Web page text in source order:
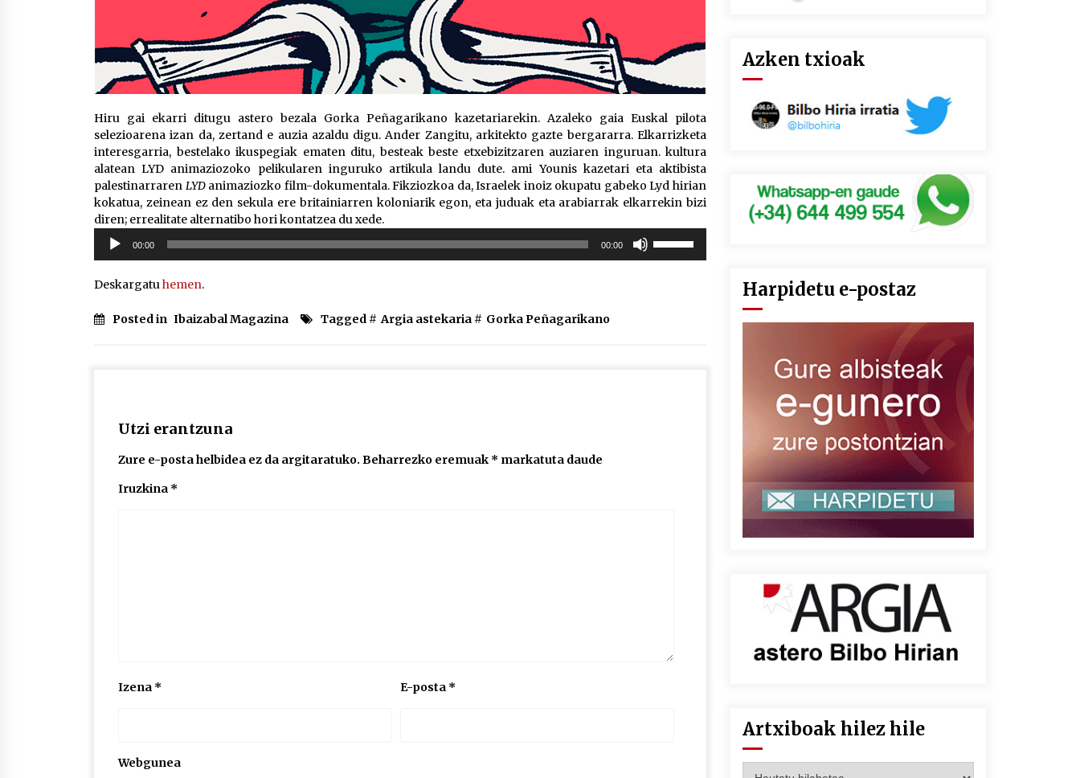
Hiru gai ekarri ditugu astero bezala Gorka Peñagarikano kazetariarekin. Azaleko gaia Euskal pilota
selezioarena izan da, zertand e auzia azaldu digu. Ander Zangitu, arkitekto gazte bergararra. Elkarrizketa
interesgarria, bestelako ikuspegiak ematen ditu, besteak beste etxebizitzaren auziaren inguruan. kultura
alatean LYD animaziozoko pelikularen inguruko artikula landu dute. ami Younis kazetari eta aktibista
palestinarraren LYD animaziozko film-dokumentala. Fikziozkoa da, Israelek inoiz okupatu gabeko Lyd hirian
kokatua, zeinean ez den sekula ere britainiarren koloniarik egon, eta juduak eta arabiarrak elkarrekin bizi
diren; errealitate alternatibo hori kontatzea du xede.
Soinu
erreproduzigailua
00:00 00:00
Deskargatuhemen.
Posted in Ibaizabal Magazina Tagged # Argia astekaria # Gorka Peñagarikano
Utzi erantzuna
Zure e-posta helbidea ez da argitaratuko. Beharrezko eremuak * markatuta daude
Iruzkina *
Izena * E-posta *
Webgunea
Azken txioak
Harpidetu e-postaz
Artxiboak hilez hile